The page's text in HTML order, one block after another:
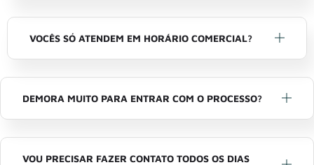
VOCÊS SÓ ATENDEM EM HORÁRIO COMERCIAL?
DEMORA MUITO PARA ENTRAR COM O PROCESSO?
VOU PRECISAR FAZER CONTATO TODOS OS DIAS